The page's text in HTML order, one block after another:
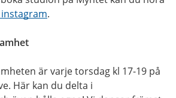
instagram.
är varje torsdag kl 17-19 på
Här kan du delta i